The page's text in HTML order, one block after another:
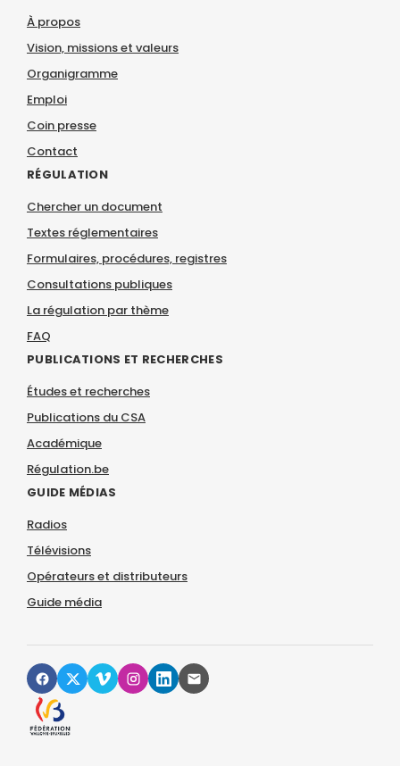
À propos
Vision, missions et valeurs
Organigramme
Emploi
Coin presse
Contact
RÉGULATION
Chercher un document
Textes réglementaires
Formulaires, procédures, registres
Consultations publiques
La régulation par thème
FAQ
PUBLICATIONS ET RECHERCHES
Études et recherches
Publications du CSA
Académique
Régulation.be
GUIDE MÉDIAS
Radios
Télévisions
Opérateurs et distributeurs
Guide média